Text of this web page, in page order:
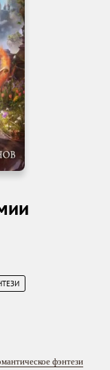
фэнтези